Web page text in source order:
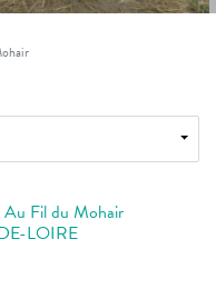
Au Fil du Mohair
LOIRE